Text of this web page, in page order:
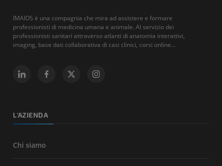
IMAIOS è una compagnia che mira ad assistere e formare
professionisti di medicina umana e animale. Al servizio dei
professionisti sanitari attraverso atlanti di anatomia interattivi,
imaging, base dati collaborativa di casi clinici, corsi online...
L'AZIENDA
Chi siamo